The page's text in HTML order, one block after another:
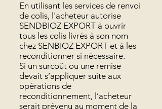
En utilisant les services de renvoi
de colis, l'acheteur autorise
SENDBIOZ EXPORT à ouvrir
tous les colis livrés à son nom
chez SENBIOZ EXPORT et à les
reconditionner si nécessaire.
Si un surcoût ou une remise
devait s’appliquer suite aux
opérations de
reconditionnement, l’acheteur
serait prévenu au moment de la